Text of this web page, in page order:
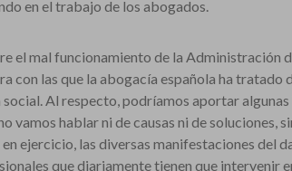
en el trabajo de los abogados.
el mal funcionamiento de la Administración
con las que la abogacía española ha tratado
Al respecto, podríamos aportar algunas
vamos hablar ni de causas ni de soluciones,
ejercicio, las diversas manifestaciones del
que diariamente tienen que intervenir